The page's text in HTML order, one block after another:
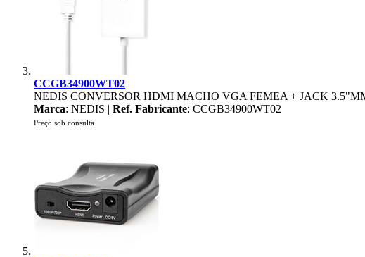
CCGB34900WT02
NEDIS CONVERSOR HDMI MACHO VGA FEMEA + JACK
Marca: NEDIS | Ref. Fabricante: CCGB34900WT02
Preço sob consulta